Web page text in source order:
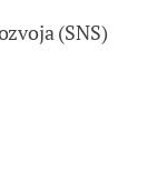
(SNS)